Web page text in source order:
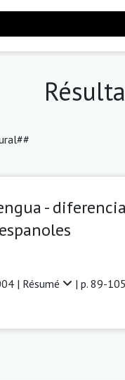
-
| Résumé | p. 89-105